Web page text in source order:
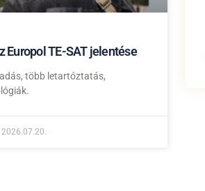
Europol TE-SAT jelentése
több letartóztatás,
2026.07.20.